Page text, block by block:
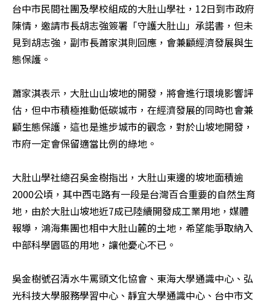
台中市民間社團及學校組成的大肚山學社，12日到市政府
陳情，邀請市長胡志強簽署「守護大肚山」承諾書，但未
見到胡志強，副市長蕭家淇則回應，會兼顧經濟發展與生
態保護。
蕭家淇表示，大肚山山坡地的開發，將會進行環境影響評
估，但中市積極推動低碳城市，在經濟發展的同時也會兼
顧生態保護，這也是進步城市的觀念，對於山坡地開發，
市府一定會保留適當比例的綠地。
大肚山學社總召吳金樹指出，大肚山東邊的坡地面積逾
2000公頃，其中西屯路有一段是台灣百合重要的自然生育
地，由於大肚山坡地近7成已陸續開發成工業用地，媒體
報導，鴻海集團也相中大肚山麓的土地，希望能爭取納入
中部科學園區的用地，讓他憂心不已。
吳金樹號召清水牛罵頭文化協會、東海大學通識中心、弘
光科技大學服務學習中心、靜宜大學通識中心、台中市文